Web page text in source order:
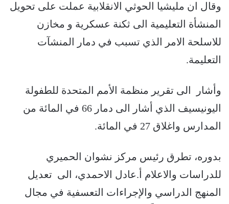
وقال ان مليشيا الحوثي الانقلابية عملت على تحويل
المنشأة التعليمية الى ثكنة عسكرية و مخازن
للاسلحة الامر الذي تسبب في دمار المنشآت
التعليمة.
وأشار الى تقرير منظمة الأمم المتحدة للطفولة
اليونيسيف الذي أشار الى دمار 66 في المائة من
المدارس واغلاق 27 في المائة.
بدوره، تطرق رئيس مركز نشوان الحميري
للدراسات والاعلام أ.عادل الاحمدي، الى تعديل
المنهج الدراسي والإجراءات التعسفية في مجال